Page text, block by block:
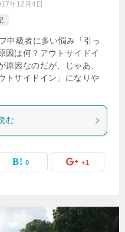
年12月4日
中級者に多い悩み「引っ
因は何？アウトサイドイ
原因なのだが、じゃあ、
トサイドイン」になりや
む
0 +1